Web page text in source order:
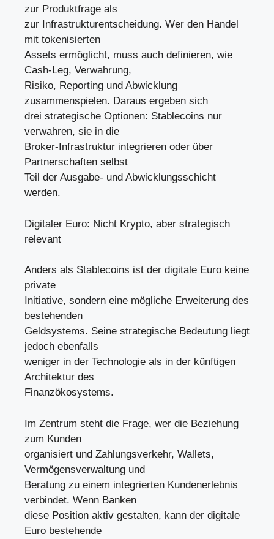
zur Produktfrage als
zur Infrastrukturentscheidung. Wer den Handel
mit tokenisierten
Assets ermöglicht, muss auch definieren, wie
Cash-Leg, Verwahrung,
Risiko, Reporting und Abwicklung
zusammenspielen. Daraus ergeben sich
drei strategische Optionen: Stablecoins nur
verwahren, sie in die
Broker-Infrastruktur integrieren oder über
Partnerschaften selbst
Teil der Ausgabe- und Abwicklungsschicht
werden.
Digitaler Euro: Nicht Krypto, aber strategisch
relevant
Anders als Stablecoins ist der digitale Euro keine
private
Initiative, sondern eine mögliche Erweiterung des
bestehenden
Geldsystems. Seine strategische Bedeutung liegt
jedoch ebenfalls
weniger in der Technologie als in der künftigen
Architektur des
Finanzökosystems.
Im Zentrum steht die Frage, wer die Beziehung
zum Kunden
organisiert und Zahlungsverkehr, Wallets,
Vermögensverwaltung und
Beratung zu einem integrierten Kundenerlebnis
verbindet. Wenn Banken
diese Position aktiv gestalten, kann der digitale
Euro bestehende